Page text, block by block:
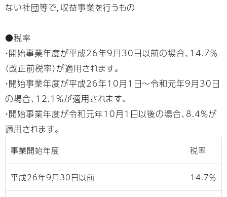
ない社団等で，収益事業を行うもの
●税率
・開始事業年度が平成26年9月30日以前の場合、14.7％
（改正前税率）が適用されます。
・開始事業年度が平成26年10月1日～令和元年9月30日
の場合、12.1％が適用されます。
・開始事業年度が令和元年10月1日以後の場合、8.4％が
適用されます。
事業開始年度 税率
平成26年9月30日以前 14.7％